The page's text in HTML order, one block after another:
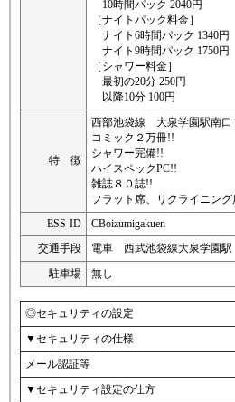
10時間パック 2040円
［ナイトパック料金］
ナイト6時間パック 1340円
ナイト9時間パック 1750円
［シャワー料金］
最初の20分 250円
以降10分 100円
特 徴
西部池袋線 大泉学園駅南口
コミック２万冊!!
シャワー完備!!
ハイスペックPC!!
雑誌８０誌!!
フラット席、リクライニング
ESS-ID
CBoizumigakuen
交通手段
電車 西武池袋線大泉学園
駐車場
無し
◎セキュリティの設定
▼セキュリティの仕様
メール認証等
▼セキュリティ設定の仕方